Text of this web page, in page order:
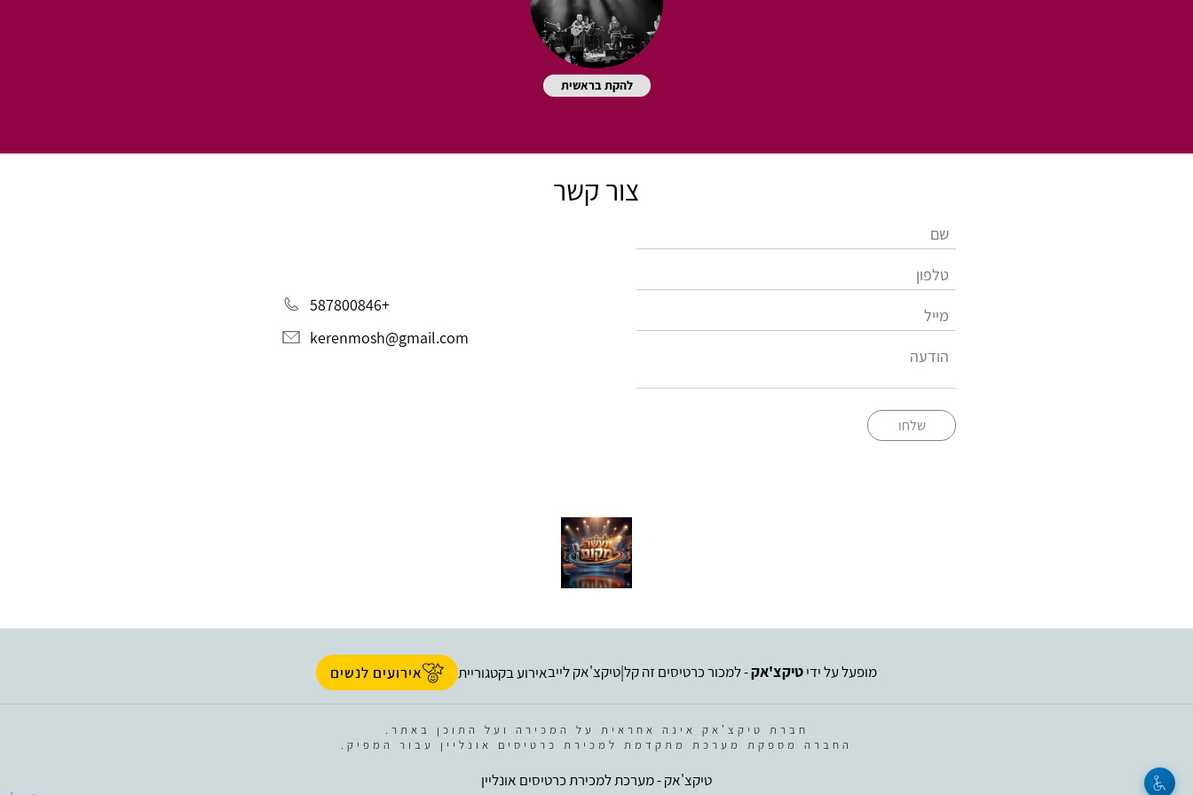
להקת בראשית
צור קשר
שלחו
+587800846
kerenmosh@gmail.com
מופעל על ידיטיקצ'אק- למכור כרטיסים זה קל|טיקצ'אק לייבאירוע בקטגוריית אירועים לנשים
חברת טיקצ'אק אינה אחראית על המכירה ועל התוכן באתר.
החברה מספקת מערכת מתקדמת למכירת כרטיסים אונליין עבור המפיק.
טיקצ'אק - מערכת למכירת כרטיסים אונליין